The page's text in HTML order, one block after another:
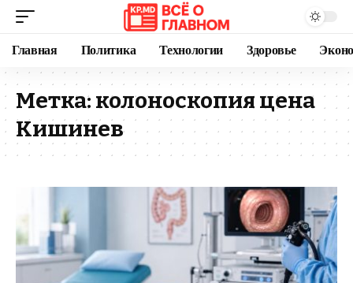
Главная Политика Технологии Здоровье
Метка: колоноскопия цена
Кишинев